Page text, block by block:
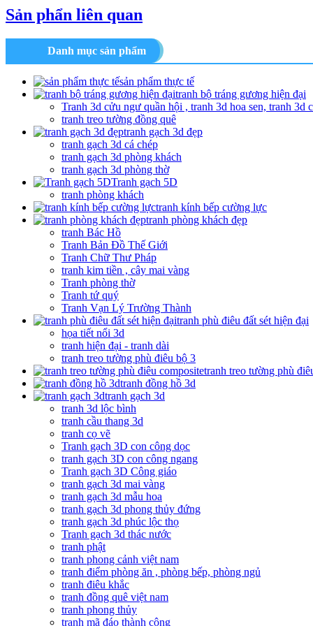
Sản phẩn liên quan
Danh mục sản phẩm
sản phẩm thực tế
tranh bộ tráng gương hiện đại
Tranh 3d cửu ngư quần hội , tranh 3d hoa sen, tranh 3d
tranh treo tường đồng quê
tranh gạch 3d đẹp
tranh gạch 3d cá chép
tranh gạch 3d phòng khách
tranh gạch 3d phòng thờ
Tranh gạch 5D
tranh phòng khách
tranh kính bếp cường lực
tranh phòng khách đẹp
tranh Bác Hồ
Tranh Bản Đồ Thế Giới
Tranh Chữ Thư Pháp
tranh kim tiền , cây mai vàng
Tranh phòng thờ
Tranh tứ quý
Tranh Vạn Lý Trường Thành
tranh phù điêu đất sét hiện đại
họa tiết nổi 3d
tranh hiện đại - tranh dài
tranh treo tường phù điêu bộ 3
tranh treo tường phù
tranh đồng hồ 3d
tranh gạch 3d
tranh 3d lộc bình
tranh cầu thang 3d
tranh cọ vẽ
Tranh gạch 3D con công dọc
tranh gạch 3D con công ngang
Tranh gạch 3D Công giáo
tranh gạch 3d mai vàng
tranh gạch 3d mẫu hoa
tranh gạch 3d phong thủy đứng
tranh gạch 3d phúc lộc thọ
Tranh gạch 3d thác nước
tranh phật
tranh phong cảnh việt nam
tranh điểm phòng ăn , phòng bếp, phòng ngủ
tranh điêu khắc
tranh đồng quê việt nam
tranh phong thủy
tranh mã đáo thành công